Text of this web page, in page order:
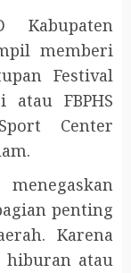
Kabupaten
memberi
Festival
atau FBPHS
Center
penting
Karena
hiburan atau